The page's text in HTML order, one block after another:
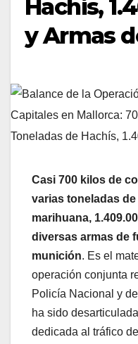
Hachís,
y Armas
Casi 700 kilos de
varias toneladas
marihuana,
diversas armas de
munición. Es el
operación conjunta
Policía Nacional y
ha sido
dedicada al tráfico